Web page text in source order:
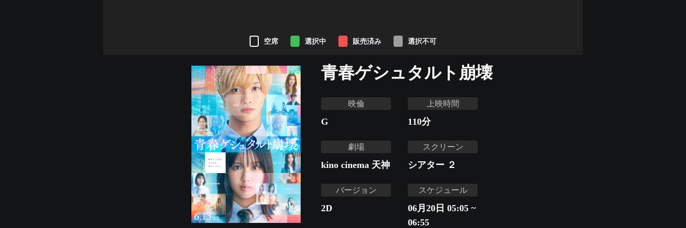
空席 選択中 販売済み 選択不可
青春ゲシュタルト崩壊
映倫
G
上映時間
110分
劇場
kino cinema 天神
スクリーン
シアター ２
バージョン
2D
スケジュール
06月20日 05:05 ~
06:55